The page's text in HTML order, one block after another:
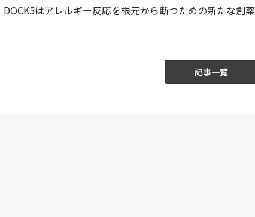
はアレルギー反応を根元から断つための新たな創薬
記事一覧